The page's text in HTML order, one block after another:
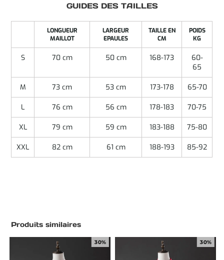
GUIDES DES TAILLES
LONGUEUR
MAILLOT
LARGEUR
EPAULES
TAILLE EN
CM
POIDS
KG
S 70 cm 50 cm 168-173
60-
65
M 73 cm 53 cm 173-178 65-70
L 76 cm 56 cm 178-183 70-75
XL 79 cm 59 cm 183-188 75-80
XXL 82 cm 61 cm 188-193 85-92
Produits similaires
30% 30%